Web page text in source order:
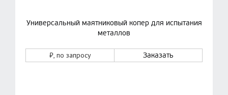
Универсальный маятниковый копер для испытания
металлов
₽, по запросу Заказать